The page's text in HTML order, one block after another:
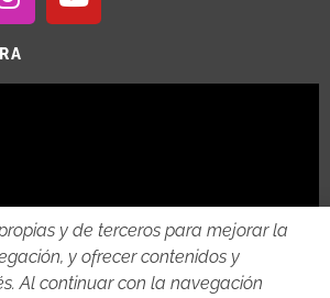
y de terceros para mejorar la
y ofrecer contenidos y
Al continuar con la navegación